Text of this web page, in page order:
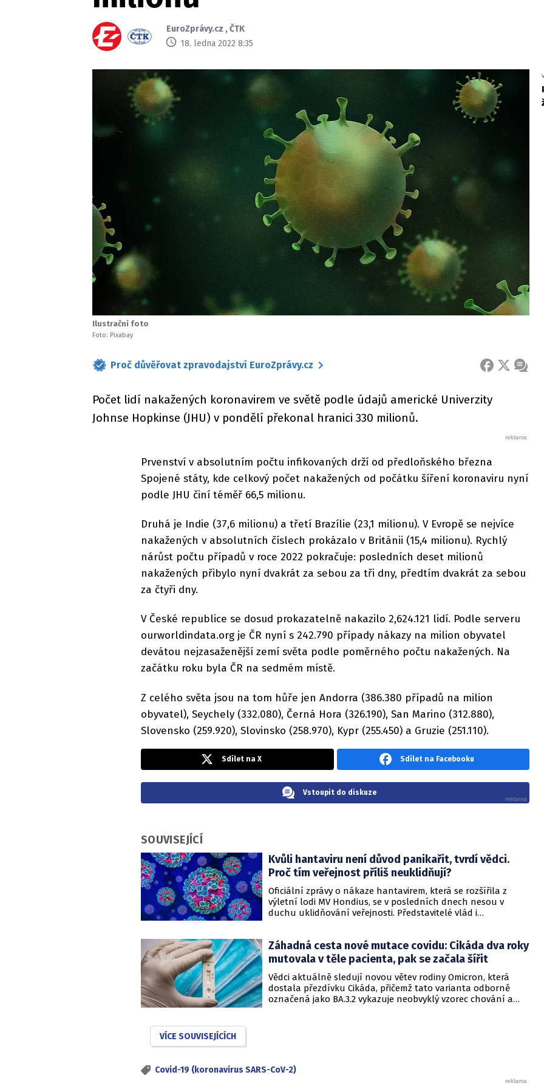
EuroZprávy.cz ,ČTK
18. ledna 2022 8:35
Ilustrační foto
Foto: Pixabay
Proč důvěřovat zpravodajství EuroZprávy.cz FACEBOOK
X
Počet lidí nakažených koronavirem ve světě podle údajů americké Univerzity
Johnse Hopkinse (JHU) v pondělí překonal hranici 330 milionů.
Prvenství v absolutním počtu infikovaných drží od předloňského března
Spojené státy, kde celkový počet nakažených od počátku šíření koronaviru nyní
podle JHU činí téměř 66,5 milionu.
Druhá je Indie (37,6 milionu) a třetí Brazílie (23,1 milionu). V Evropě se nejvíce
nakažených v absolutních číslech prokázalo v Británii (15,4 milionu). Rychlý
nárůst počtu případů v roce 2022 pokračuje: posledních deset milionů
nakažených přibylo nyní dvakrát za sebou za tři dny, předtím dvakrát za sebou
za čtyři dny.
V České republice se dosud prokazatelně nakazilo 2,624.121 lidí. Podle serveru
ourworldindata.org je ČR nyní s 242.790 případy nákazy na milion obyvatel
devátou nejzasaženější zemí světa podle poměrného počtu nakažených. Na
začátku roku byla ČR na sedmém místě.
Z celého světa jsou na tom hůře jen Andorra (386.380 případů na milion
obyvatel), Seychely (332.080), Černá Hora (326.190), San Marino (312.880),
Slovensko (259.920), Slovinsko (258.970), Kypr (255.450) a Gruzie (251.110).
Sdílet na X Sdílet na Facebooku
Vstoupit do diskuze
SOUVISEJÍCÍ
Kvůli hantaviru není důvod panikařit, tvrdí vědci.
Proč tím veřejnost příliš neuklidňují?
Oficiální zprávy o nákaze hantavirem, která se rozšířila z
výletní lodi MV Hondius, se v posledních dnech nesou v
duchu uklidňování veřejnosti. Představitelé vlád i
však podle CNN varují, že příliš sebevědomá rétorika, kterou
označují za úmyslné šíření klidu, může mít opačný účinek a
prohloubit úzkost ve společnosti, která má stále v živé paměti
pandemii covidu-19.
Záhadná cesta nové mutace covidu: Cikáda dva roky
mutovala v těle pacienta, pak se začala šířit
Vědci aktuálně sledují novou větev rodiny Omicron, která
dostala přezdívku Cikáda, přičemž tato varianta odborně
označená jako BA.3.2 vykazuje neobvyklý vzorec chování a
nečekaně vynořit po letech strávených pod zemí.
VÍCE SOUVISEJÍCÍCH
Covid-19 (koronavirus SARS-CoV-2)